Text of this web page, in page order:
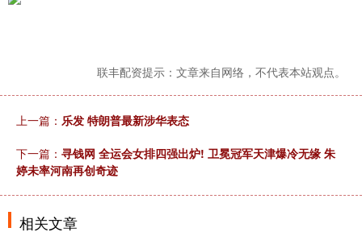
联丰配资提示：文章来自网络，不代表本站观点。
上一篇： 乐发 特朗普最新涉华表态
下一篇： 寻钱网 全运会女排四强出炉! 卫冕冠军天津爆冷无缘 朱
婷未率河南再创奇迹
相关文章